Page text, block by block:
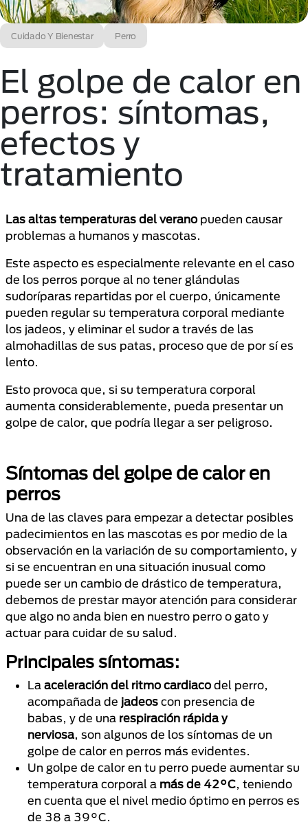
Cuidado Y Bienestar Perro
El golpe de calor en
perros: síntomas,
efectos y
tratamiento
Las altas temperaturas del veranopueden causar
problemas a humanos y mascotas.
Este aspecto es especialmente relevante en el caso
de los perros porque al no tener glándulas
sudoríparas repartidas por el cuerpo, únicamente
pueden regular su temperatura corporal mediante
los jadeos, y eliminar el sudor a través de las
almohadillas de sus patas, proceso que de por sí es
lento.
Esto provoca que, si su temperatura corporal
aumenta considerablemente, pueda presentar un
golpe de calor, que podría llegar a ser peligroso.
Síntomas del golpe de calor en
perros
Una de las claves para empezar a detectar posibles
padecimientos en las mascotas es por medio de la
observación en la variación de su comportamiento, y
si se encuentran en una situación inusual como
puede ser un cambio de drástico de temperatura,
debemos de prestar mayor atención para considerar
que algo no anda bien en nuestro perro o gato y
actuar para cuidar de su salud.
Principales síntomas:
La aceleración del ritmo cardiacodel perro,
acompañada de jadeos con presencia de
babas, y de una respiración rápida y
nerviosa, son algunos de los síntomas de un
golpe de calor en perros más evidentes.
Un golpe de calor en tu perro puede aumentar su
temperatura corporal a más de 42°C, teniendo
en cuenta que el nivel medio óptimo en perros es
de 38 a 39°C.